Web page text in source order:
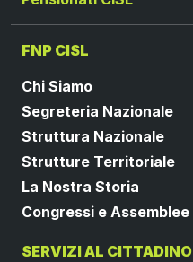
FNP CISL
Chi Siamo
Segreteria Nazionale
Struttura Nazionale
Strutture Territoriale
La Nostra Storia
Congressi e Assemblee
SERVIZI AL CITTADINO